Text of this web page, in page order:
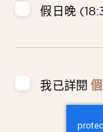
假日晚
我已詳閱